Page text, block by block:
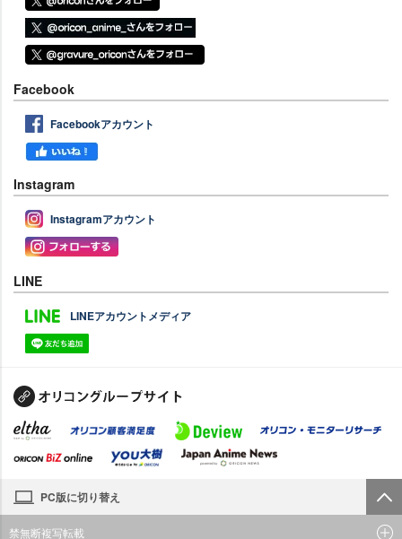
Facebook
Facebookアカウント
Instagram
Instagramアカウント
LINE
LINEアカウントメディア
PC版に切り替え
禁無断複写転載